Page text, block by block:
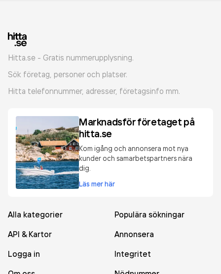
Hitta.se - Gratis nummerupplysning.
Sök företag, personer och platser.
Hitta telefonnummer, adresser, företagsinfo mm.
Marknadsför företaget på
hitta.se
Kom igång och annonsera mot nya
kunder och samarbetspartners nära
dig.
Läs mer här
Alla kategorier
Populära sökningar
API & Kartor
Annonsera
Logga in
Integritet